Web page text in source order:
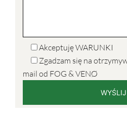
AkceptujęWARUNKI
Zgadzam się na
mail od FOG & VENØ